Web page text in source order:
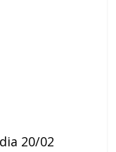
20/02